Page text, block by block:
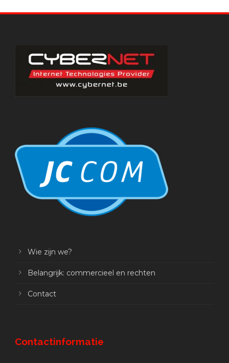
Wie zijn we?
Belangrijk: commercieel en rechten
Contact
Contactinformatie